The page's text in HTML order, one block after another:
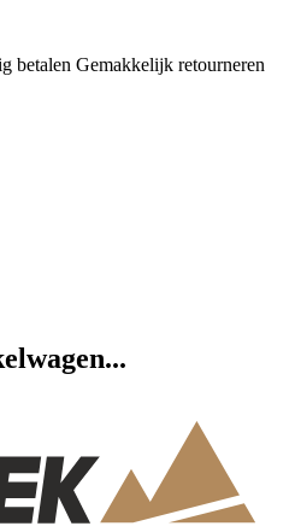
betalen Gemakkelijk retourneren